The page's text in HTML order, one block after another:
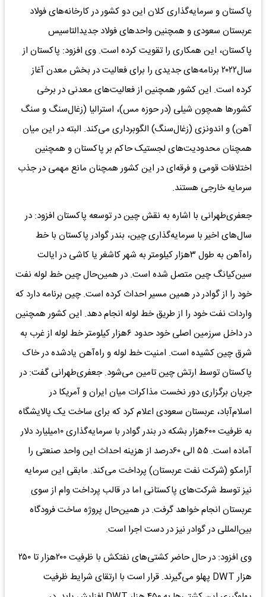
پاکستان و سرمایه‌گذاری کلان این دو کشور در کارخانه‌های فولاد
عربستان سعودی و همچنین واحدهای فولاد جدید‌التاسیس
پاکستان، این همکاری را تقویت کرده است. وی افزود: پاکستان از
سال۲۰۲۲ برنامه‌های جدیدی را برای فعالیت در بخش معدن آغاز
کرده است. این کشور همچنین از فعالیت‌های معدنی در برخی
کشورها همچون شیلی (در حوزه مس)، استرالیا (زغال‌سنگ و سنگ
آهن) و اندونزی (زغال‌سنگ) الگوبرداری می‌کند. البته در این میان
همچنان محدودیت‌های لجستیک حاکم بر پاکستان و همچنین
اختلافات قومی و فرقه‌ای در این کشور همچنان مانع مهمی در جذب
سرمایه خارجی هستند.
جعفری‌طهرانی با اشاره به نقش چین در توسعه پاکستان افزود: در
سال‌های اخیر با سرمایه‌گذاری چین، بندر گوادر پاکستان با خط
راه‌آهن به طول ۳هزار کیلومتر به شهر کاشغر یا کاشی در ایالت
سین‌کیانگ چین متصل شده است. در همین‌حال چین خط لوله نفت
خود را از گوادر در همین مسیر احداث کرده است. چین برنامه دارد که
واردات نفت خود را از طریق خط لوله انجام دهد. این کشور همچنین
در داخل سرزمین اصلی خود حدود ۶هزار کیلومتر خط لوله از غرب به
شرق چین کشیده است. امنیت خط لوله و راه‌آهن یادشده در خاک
پاکستان توسط ارتش چین تامین می‌شود. جعفری‌طهرانی گفت: در
جریان برگزاری دور نخست مذاکرات میان ایران و آمریکا در
اسلام‌آباد، عربستان سعودی اعلام کرد که برای ساخت یک پالایشگاه
به ظرفیت ۶۰۰هزار بشکه در بندر گوادر با سرمایه‌گذاری ۱۰‌میلیارد دلار
آماده است. ۵۵ الی ۶۰درصد از هزینه احداث این واحد صنعتی را
آرامکو (شرکت نفت عربستان) پرداخت می‌کند. مابقی این سرمایه
نیز توسط شرکت‌های پاکستانی اما در قالب پرداخت وام از سوی
عربستان انجام خواهد گرفت. در همین‌حال پروژه ساخت فرودگاه
بین‌المللی در گوادر نیز در دست اجرا است.
وی افزود: در حال حاضر کشتی‌های نفتکش با ظرفیت ۲۰۰هزار تا ۲۵۰
هزار DWT پهلو می‌گیرند. قرار است با ارتقای شرایط ظرفیت